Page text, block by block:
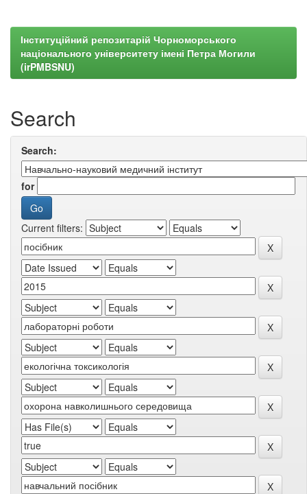
Інституційний репозитарій Чорноморського
національного університету імені Петра Могили
(irPMBSNU)
Search
Search:
for
Current filters: